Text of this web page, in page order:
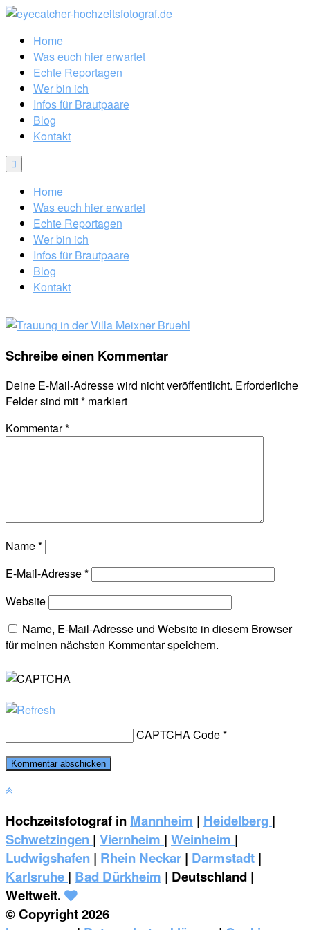
Home
Was euch hier erwartet
Echte Reportagen
Wer bin ich
Infos für Brautpaare
Blog
Kontakt
Home
Was euch hier erwartet
Echte Reportagen
Wer bin ich
Infos für Brautpaare
Blog
Kontakt
Schreibe einen Kommentar
Deine E-Mail-Adresse wird nicht veröffentlicht. Erforderliche
Felder sind mit* markiert
Kommentar*
Name*
E-Mail-Adresse*
Website
Name, E-Mail-Adresse und Website in diesem Browser
für meinen nächsten Kommentar speichern.
CAPTCHA Code*
Hochzeitsfotograf in Mannheim | Heidelberg |
Schwetzingen | Viernheim | Weinheim |
‎Ludwigshafen | Rhein Neckar | Darmstadt |
Karlsruhe | Bad Dürkheim | Deutschland |
Weltweit.
© Copyright 2026